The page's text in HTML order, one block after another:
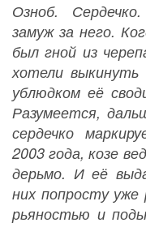
Озноб.
замуж за него.
был гной из
хотели
ублюдком её
Разумеется,
сердечко
2003 года, козе
дерьмо. И её
них попросту
рьяностью и